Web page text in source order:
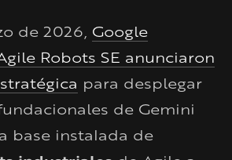
de 2026, Google
Robots SE anunciaron
para desplegar
de Gemini
base instalada de